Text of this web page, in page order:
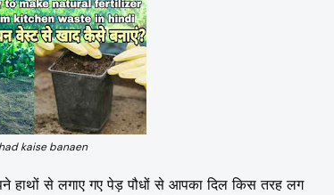
kaise banaen
हाथों से लगाए गए पेड़ पौधों से आपका दिल किस तरह लग